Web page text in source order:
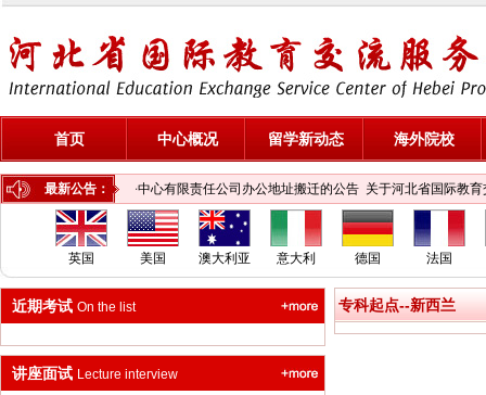
首页 中心概况 留学新动态 海外院校
最新公告：
省国际教育交流服务中心有限责任公司办公地址搬迁的公告 关于河北省国际教育
英国 美国 澳大利亚 意大利 德国 法国
近期考试 On the list
讲座面试 Lecture interview
专科起点--新西兰